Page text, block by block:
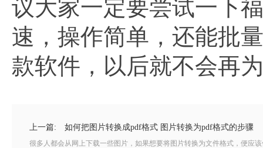
议大家一定要尝试一下
速，操作简单，还能批
款软件，以后就不会再
上一篇: 如何把图片转换成pdf格式 图片转换为pdf格式的步骤
很多人都会从网上下载一些图片，如果想要将图片转换为文件格式，便应